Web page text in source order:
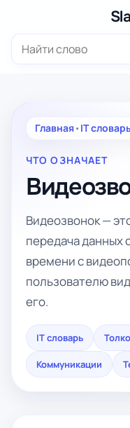
содержимому
Поиск:
Главная• IT
ЧТО ОЗНАЧАЕТ
Видеозвонок —
передача данных
времени с
пользователю
его.
IT словарь
Коммуникации